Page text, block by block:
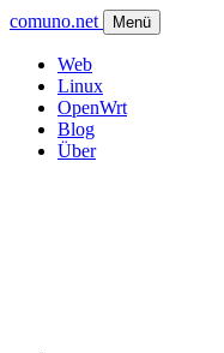
comuno.net Menü
Web
Linux
OpenWrt
Blog
Über